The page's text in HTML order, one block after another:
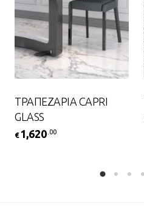
ΤΡΑΠΕΖΑΡΙΑ CAPRI
GLASS
€ 1,620 .00